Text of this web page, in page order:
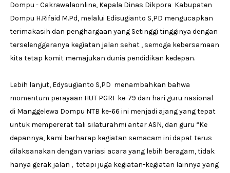
Dompu - Cakrawalaonline, Kepala Dinas Dikpora Kabupaten
Dompu H.Rifaid M.Pd, melalui Edisugianto S,PD mengucapkan
terimakasih dan penghargaan yang Setinggi tingginya dengan
terselenggaranya kegiatan jalan sehat , semoga kebersamaan
kita tetap komit memajukan dunia pendidikan kedepan.
Lebih lanjut, Edysugianto S,PD menambahkan bahwa
momentum perayaan HUT PGRI ke-79 dan hari guru nasional
di Manggelewa Dompu NTB ke-66 ini menjadi ajang yang tepat
untuk mempererat tali silaturahmi antar ASN, dan guru “Ke
depannya, kami berharap kegiatan semacam ini dapat terus
dilaksanakan dengan variasi acara yang lebih beragam, tidak
hanya gerak jalan , tetapi juga kegiatan-kegiatan lainnya yang